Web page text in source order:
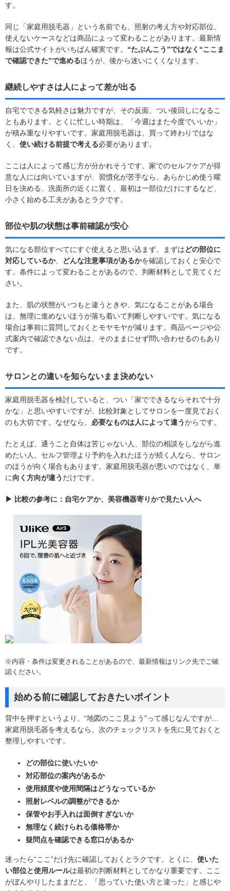
す。
同じ「家庭用脱毛器」という名前でも、照射の考え方や対応部位、
使えないケースなどは商品によって変わることがあります。最新情
報は公式サイトがいちばん確実です。 “たぶんこう”ではなく“ここま
で確認できた”で進めるほうが、後から迷いにくくなります。
継続しやすさは人によって差が出る
自宅でできる気軽さは魅力ですが、その反面、つい後回しになるこ
ともあります。とくに忙しい時期は、「今週はまた今度でいいか」
が積み重なりやすいです。家庭用脱毛器は、買って終わりではな
く、 使い続ける前提で考える必要があります。
ここは人によって感じ方が分かれそうです。家でのセルフケアが得
意な人には向いていますが、習慣化が苦手なら、あらかじめ使う曜
日を決める、洗面所の近くに置く、最初は一部位だけにするなど、
小さく始める工夫があるとラクです。
部位や肌の状態は事前確認が安心
気になる部位すべてにすぐ使えると思い込まず、まずはどの部位に
対応しているか、 どんな注意事項があるかを確認しておくと安心で
す。条件によって変わることがあるので、判断材料として見てくだ
さい。
また、肌の状態がいつもと違うときや、気になることがある場合
は、無理に進めないほうが落ち着いて判断しやすいです。気になる
場合は事前に質問しておくとモヤモヤが減ります。商品ページや公
式案内で確認できない点は、そのままにせず問い合わせるのもあり
です。
サロンとの違いを知らないまま決めない
家庭用脱毛器を検討していると、つい「家でできるならそれで十分
かな」と思いやすいですが、比較対象としてサロンを一度見ておく
のも大切です。なぜなら、 必要なものは人によって違うからです。
たとえば、通うこと自体は苦じゃない人、部位の相談をしながら進
めたい人、セルフ管理より予約を入れたほうが続く人なら、サロン
のほうが向く場合もあります。家庭用脱毛器が悪いのではなく、単
に向く方向が違う だけです。
▶ 比較の参考に：自宅ケアか、美容機器寄りかで見たい人へ
※内容・条件は変更されることがあるので、最新情報はリンク先でご確
認ください。
始める前に確認しておきたいポイント
背中を押すというより、“地図のここ見よう”って感じなんですが…
家庭用脱毛器を考えるなら、次のチェックリストを先に見ておくと
整理しやすいです。
どの部位に使いたいか
対応部位の案内があるか
使用頻度や使用間隔はどうなっているか
照射レベルの調整ができるか
保管やお手入れは面倒すぎないか
無理なく続けられる価格帯か
疑問点を確認できる窓口があるか
迷ったら“ここ”だけ先に確認しておくとラクです。とくに、 使いた
い部位と使用ルールは最初の判断材料としてかなり重要です。ここ
がぼんやりしたままだと、「思っていた使い方と違った」と感じや